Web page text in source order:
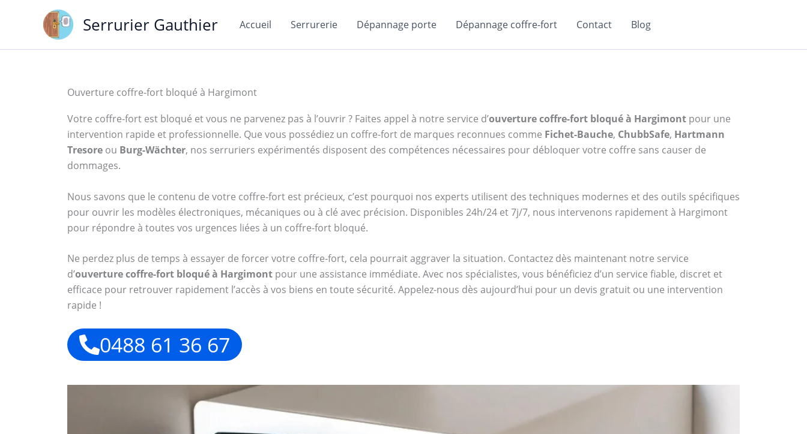
Serrurier Gauthier Accueil Serrurerie Dépannage porte Dépannage coffre-fort Contact Blog
Ouverture coffre-fort bloqué à Hargimont
Votre coffre-fort est bloqué et vous ne parvenez pas à l’ouvrir ? Faites appel à notre service d’ouverture coffre-fort bloqué à Hargimont pour une
intervention rapide et professionnelle. Que vous possédiez un coffre-fort de marques reconnues comme Fichet-Bauche, ChubbSafe, Hartmann
Tresore ou Burg-Wächter, nos serruriers expérimentés disposent des compétences nécessaires pour débloquer votre coffre sans causer de
dommages.
Nous savons que le contenu de votre coffre-fort est précieux, c’est pourquoi nos experts utilisent des techniques modernes et des outils spécifiques
pour ouvrir les modèles électroniques, mécaniques ou à clé avec précision. Disponibles 24h/24 et 7j/7, nous intervenons rapidement à Hargimont
pour répondre à toutes vos urgences liées à un coffre-fort bloqué.
Ne perdez plus de temps à essayer de forcer votre coffre-fort, cela pourrait aggraver la situation. Contactez dès maintenant notre service
d’ouverture coffre-fort bloqué à Hargimont pour une assistance immédiate. Avec nos spécialistes, vous bénéficiez d’un service fiable, discret et
efficace pour retrouver rapidement l’accès à vos biens en toute sécurité. Appelez-nous dès aujourd’hui pour un devis gratuit ou une intervention
rapide !
0488 61 36 67